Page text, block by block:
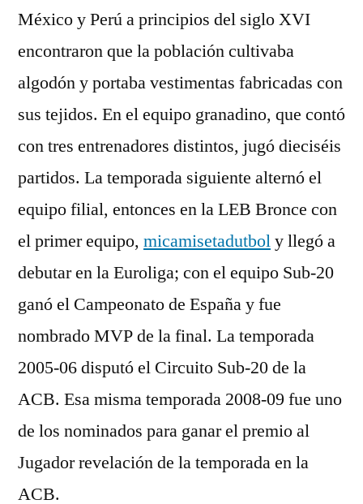
México y Perú a principios del siglo XVI
encontraron que la población cultivaba
algodón y portaba vestimentas fabricadas con
sus tejidos. En el equipo granadino, que contó
con tres entrenadores distintos, jugó dieciséis
partidos. La temporada siguiente alternó el
equipo filial, entonces en la LEB Bronce con
el primer equipo, micamisetadutboly llegó a
debutar en la Euroliga; con el equipo Sub-20
ganó el Campeonato de España y fue
nombrado MVP de la final. La temporada
2005-06 disputó el Circuito Sub-20 de la
ACB. Esa misma temporada 2008-09 fue uno
de los nominados para ganar el premio al
Jugador revelación de la temporada en la
ACB.